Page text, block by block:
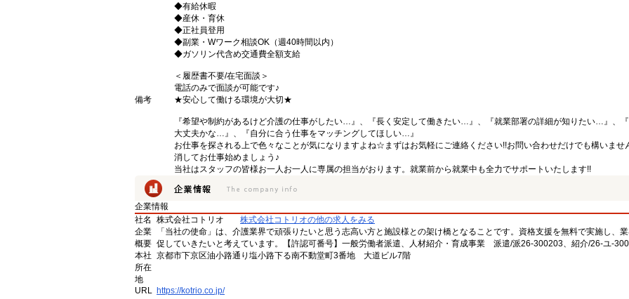
◆有給休暇
◆産休・育休
◆正社員登用
◆副業・Wワーク相談OK（週40時間以内）
◆ガソリン代含め交通費全額支給
＜履歴書不要/在宅面談＞
電話のみで面談が可能です♪
備考
★安心して働ける環境が大切★
『希望や制約があるけど介護の仕事がしたい…』、『長く安定して働きたい…』、『就業部署の詳細が知りたい…』、
大丈夫かな…』、『自分に合う仕事をマッチングしてほしい…』
お仕事を探される上で色々なことが気になりますよね☆まずはお気軽にご連絡ください!!お問い合わせだけでも構いませ
消してお仕事始めましょう♪
当社はスタッフの皆様お一人お一人に専属の担当がおります。就業前から就業中も全力でサポートいたします!!
企業情報
社名
株式会社コトリオ
株式会社コトリオの他の求人をみる
企業
概要
「当社の使命」は、介護業界で頑張りたいと思う志高い方と施設様との架け橋となることです。資格支援を無料で実施し、
促していきたいと考えています。【許認可番号】一般労働者派遣、人材紹介・育成事業 派遣/派26-300203、紹介/26-ユ-
本社
所在
地
京都市下京区油小路通り塩小路下る南不動堂町3番地 大道ビル7階
URL https://kotrio.co.jp/